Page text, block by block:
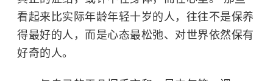
看起来比实际年龄年轻十岁的人，往往不是保养
得最好的人，而是心态最松弛、对世界依然保有
好奇的人。